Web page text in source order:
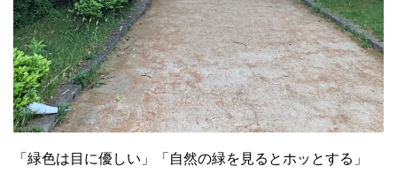
「緑色は目に優しい」「自然の緑を見るとホッとする」